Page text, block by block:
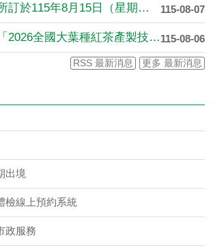
115-08-07
臺東縣成功鎮公所訂於115年8月15日（星期六）假成功海濱公....
115-08-06
魚池鄉農會辦理「2026全國大葉種紅茶產製技術競賽研習活動」....
RSS 最新消息 更多 最新消息
出境
檢線上預約系統
政服務